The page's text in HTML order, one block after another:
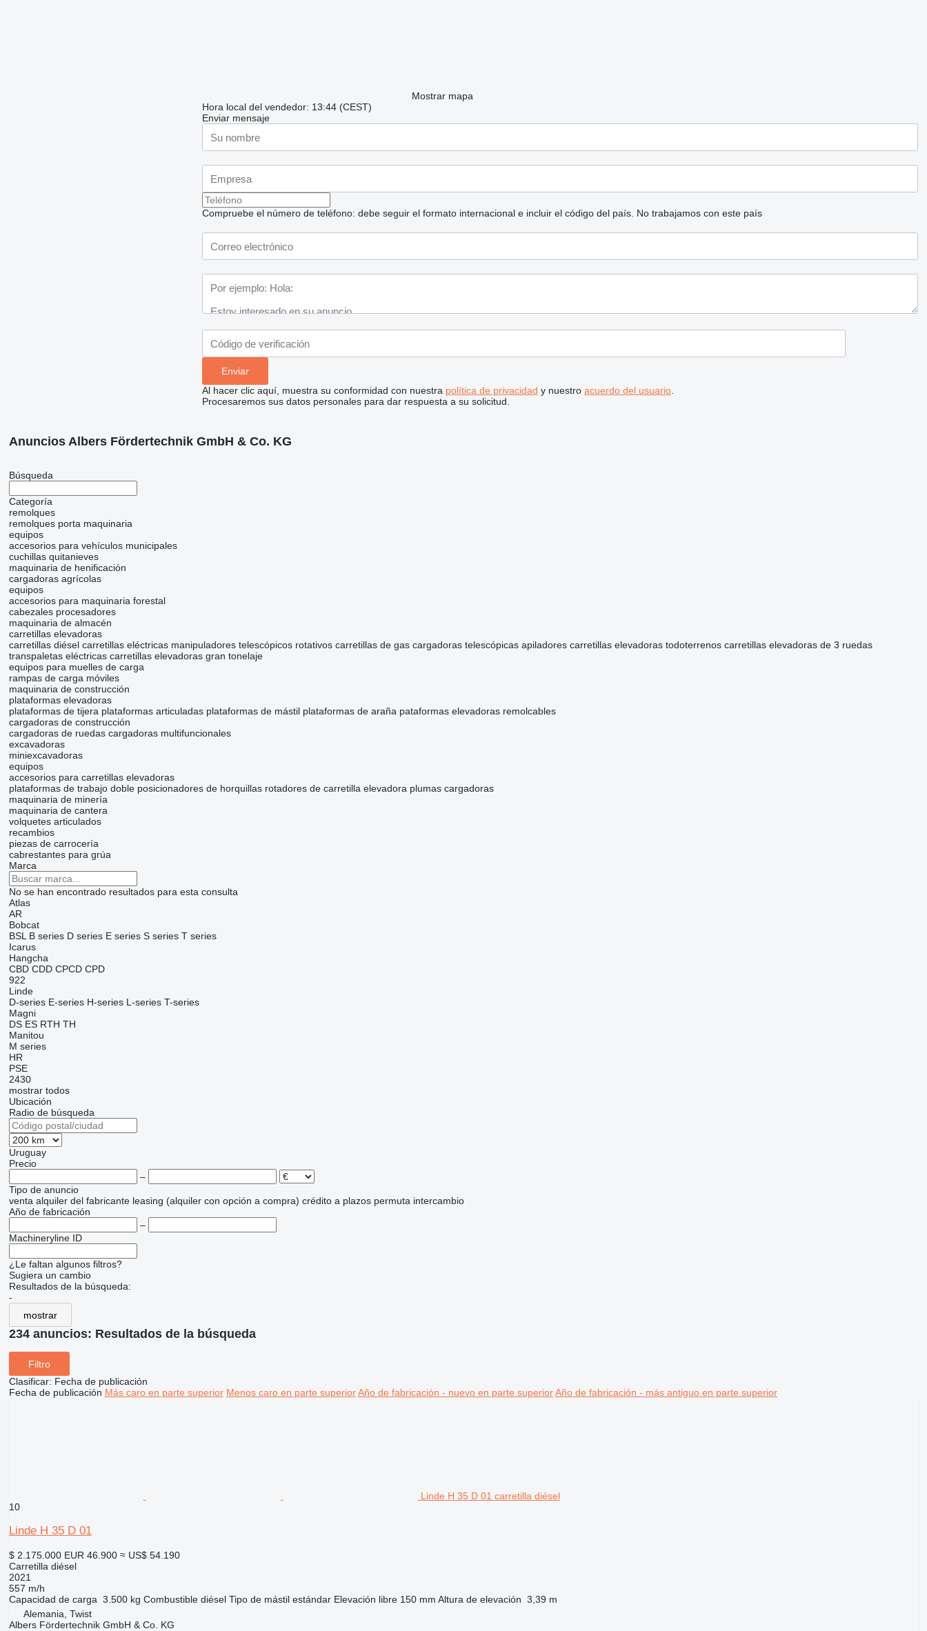
Mostrar mapa
Hora local del vendedor: 13:44 (CEST)
Enviar mensaje
Compruebe el número de teléfono: debe seguir el formato internacional e incluir el código del país. No trabajamos con este país
Al hacer clic aquí, muestra su conformidad con nuestra política de privacidad y nuestro acuerdo del usuario.
Procesaremos sus datos personales para dar respuesta a su solicitud.
Anuncios Albers Fördertechnik GmbH & Co. KG
Búsqueda
Categoría
remolques
remolques porta maquinaria
equipos
accesorios para vehículos municipales
cuchillas quitanieves
maquinaria de henificación
cargadoras agrícolas
equipos
accesorios para maquinaria forestal
cabezales procesadores
maquinaria de almacén
carretillas elevadoras
carretillas diésel carretillas eléctricas manipuladores telescópicos rotativos carretillas de gas cargadoras telescópicas apiladores carretillas elevadoras todoterrenos carretillas elevadoras de 3 ruedas
transpaletas eléctricas carretillas elevadoras gran tonelaje
equipos para muelles de carga
rampas de carga móviles
maquinaria de construcción
plataformas elevadoras
plataformas de tijera plataformas articuladas plataformas de mástil plataformas de araña pataformas elevadoras remolcables
cargadoras de construcción
cargadoras de ruedas cargadoras multifuncionales
excavadoras
miniexcavadoras
equipos
accesorios para carretillas elevadoras
plataformas de trabajo doble posicionadores de horquillas rotadores de carretilla elevadora plumas cargadoras
maquinaria de minería
maquinaria de cantera
volquetes articulados
recambios
piezas de carrocería
cabrestantes para grúa
Marca
No se han encontrado resultados para esta consulta
Atlas
AR
Bobcat
BSL B series D series E series S series T series
Icarus
Hangcha
CBD CDD CPCD CPD
922
Linde
D-series E-series H-series L-series T-series
Magni
DS ES RTH TH
Manitou
M series
HR
PSE
2430
mostrar todos
Ubicación
Radio de búsqueda
Uruguay
Precio
–
Tipo de anuncio
venta alquiler del fabricante leasing (alquiler con opción a compra) crédito a plazos permuta intercambio
Año de fabricación
–
Machineryline ID
¿Le faltan algunos filtros?
Sugiera un cambio
Resultados de la búsqueda:
-
mostrar
234 anuncios: Resultados de la búsqueda
Filtro
Clasificar: Fecha de publicación
Fecha de publicación Más caro en parte superior Menos caro en parte superior Año de fabricación - nuevo en parte superior Año de fabricación - más antiguo en parte superior
Linde H 35 D 01 carretilla diésel
10
Linde H 35 D 01
$ 2.175.000 EUR 46.900 ≈ US$ 54.190
Carretilla diésel
2021
557 m/h
Capacidad de carga 3.500 kg Combustible diésel Tipo de mástil estándar Elevación libre 150 mm Altura de elevación 3,39 m
Alemania, Twist
Albers Fördertechnik GmbH & Co. KG